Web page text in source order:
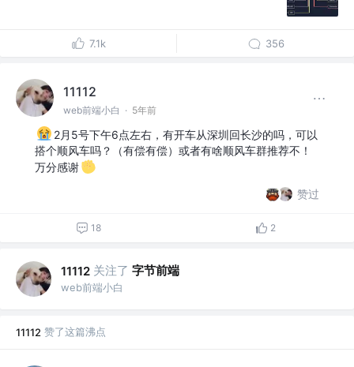
7.1k 356
11112
web前端小白 · 5年前
2月5号下午6点左右，有开车从深圳回长沙的吗，可以
搭个顺风车吗？（有偿有偿）或者有啥顺风车群推荐不！
万分感谢
赞过
18 2
11112 关注了 字节前端
web前端小白
11112 赞了这篇沸点